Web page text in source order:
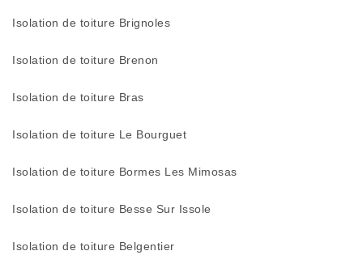
Isolation de toiture Brignoles
Isolation de toiture Brenon
Isolation de toiture Bras
Isolation de toiture Le Bourguet
Isolation de toiture Bormes Les Mimosas
Isolation de toiture Besse Sur Issole
Isolation de toiture Belgentier